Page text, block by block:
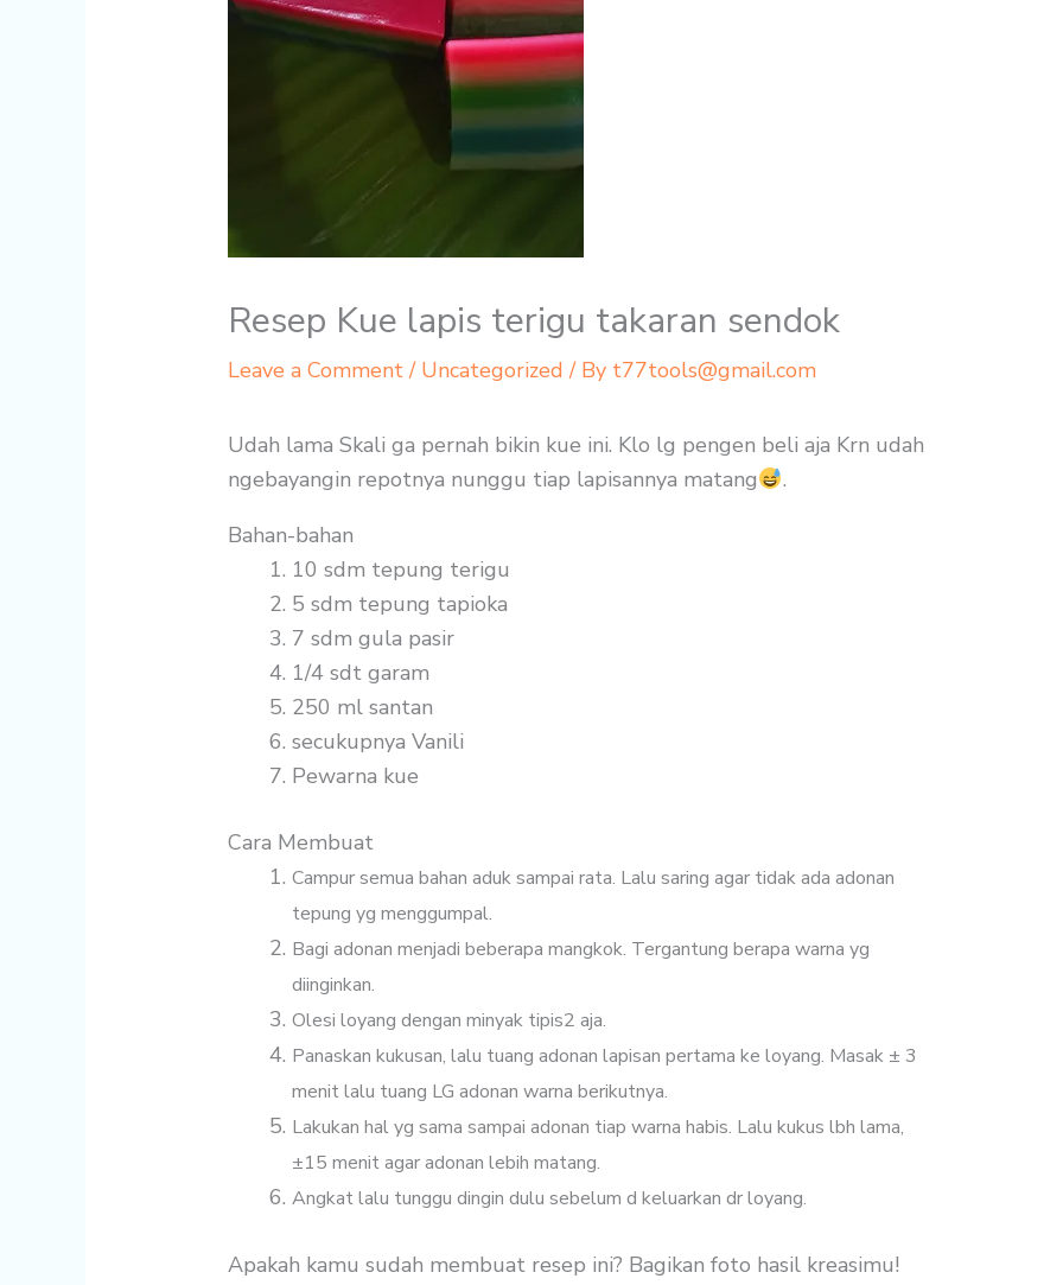
Resep Kue lapis terigu takaran sendok
Leave a Comment / Uncategorized / By t77tools@gmail.com
Udah lama Skali ga pernah bikin kue ini. Klo lg pengen beli aja Krn udah
ngebayangin repotnya nunggu tiap lapisannya matang
.
Bahan-bahan
10 sdm tepung terigu
5 sdm tepung tapioka
7 sdm gula pasir
1/4 sdt garam
250 ml santan
secukupnya Vanili
Pewarna kue
Cara Membuat
Campur semua bahan aduk sampai rata. Lalu saring agar tidak ada adonan
tepung yg menggumpal.
Bagi adonan menjadi beberapa mangkok. Tergantung berapa warna yg
diinginkan.
Olesi loyang dengan minyak tipis2 aja.
Panaskan kukusan, lalu tuang adonan lapisan pertama ke loyang. Masak ± 3
menit lalu tuang LG adonan warna berikutnya.
Lakukan hal yg sama sampai adonan tiap warna habis. Lalu kukus lbh lama,
±15 menit agar adonan lebih matang.
Angkat lalu tunggu dingin dulu sebelum d keluarkan dr loyang.
Apakah kamu sudah membuat resep ini? Bagikan foto hasil kreasimu!